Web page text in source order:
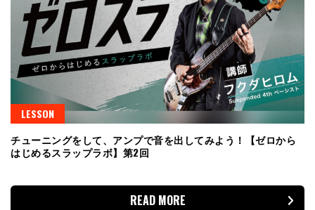
LESSON
チューニングをして、アンプで音を出してみよう！【ゼロから
はじめるスラップラボ】第2回
READ MORE